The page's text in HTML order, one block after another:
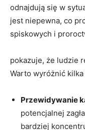
odnajdują się w
jest niepewna, co
spiskowych i
pokazuje, że ludzie
Warto wyróżnić
Przewidywanie
potencjalnej
bardziej